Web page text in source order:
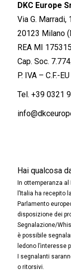
DKC Europe
Via G. Marradi,
20123 Milano
REA MI
Cap. Soc.
P. IVA – C.F.-
Tel. +39 0321
Hai qualcosa
In ottemperanza
l’Italia ha recepito
Parlamento
disposizione dei
Segnalazione/
è possibile
ledono l’interesse
I segnalanti
o ritorsivi.